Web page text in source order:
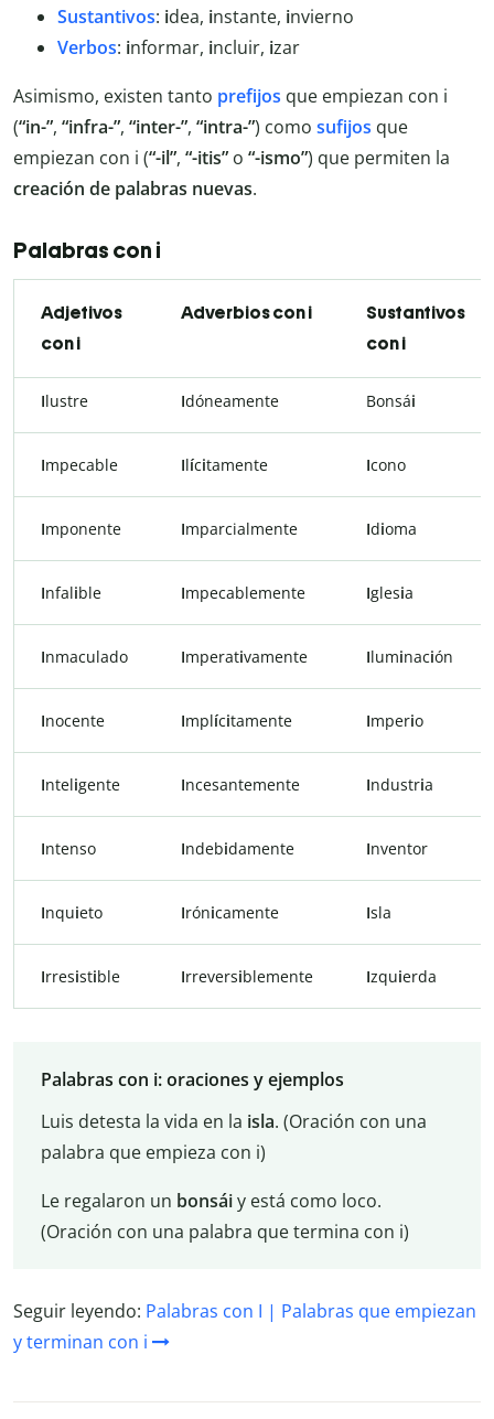
Sustantivos: idea, instante, invierno
Verbos: informar, incluir, izar
Asimismo, existen tanto prefijos que empiezan con i
(“in-”, “infra-”, “inter-”, “intra-”) como sufijos que
empiezan con i (“-il”, “-itis” o “-ismo”) que permiten la
creación de palabras nuevas.
Palabras con i
Adjetivos
con i
Adverbios con i
Sustantivos
con i
Ilustre Idóneamente Bonsái
Impecable Ilícitamente Icono
Imponente Imparcialmente Idioma
Infalible Impecablemente Iglesia
Inmaculado Imperativamente Iluminación
Inocente Implícitamente Imperio
Inteligente Incesantemente Industria
Intenso Indebidamente Inventor
Inquieto Irónicamente Isla
Irresistible Irreversiblemente Izquierda
Palabras con i: oraciones y ejemplos
Luis detesta la vida en la isla. (Oración con una
palabra que empieza con i)
Le regalaron un bonsáiy está como loco.
(Oración con una palabra que termina con i)
Seguir leyendo: Palabras con I | Palabras que empiezan
y terminan con i